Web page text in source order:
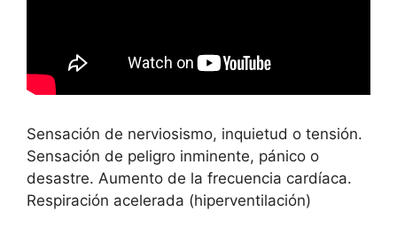
Sensación de nerviosismo, inquietud o tensión.
Sensación de peligro inminente, pánico o
desastre. Aumento de la frecuencia cardíaca.
Respiración acelerada (hiperventilación)